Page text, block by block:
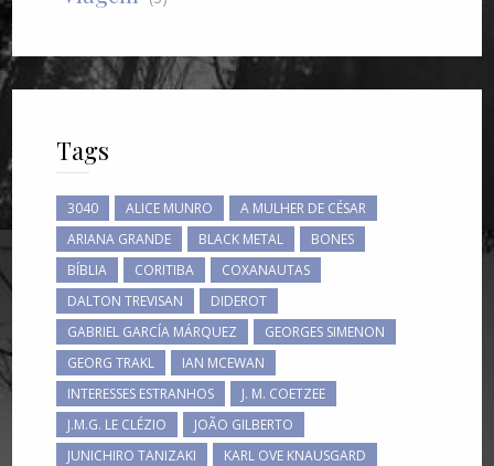
Tags
3040 ALICE MUNRO
A MULHER DE CÉSAR
ARIANA GRANDE
BLACK METAL
BONES
BÍBLIA
CORITIBA
COXANAUTAS
DALTON TREVISAN
DIDEROT
GABRIEL GARCÍA MÁRQUEZ
GEORGES SIMENON
GEORG TRAKL
IAN MCEWAN
INTERESSES ESTRANHOS
J. M. COETZEE
J.M.G. LE CLÉZIO
JOÃO GILBERTO
JUNICHIRO TANIZAKI
KARL OVE KNAUSGARD